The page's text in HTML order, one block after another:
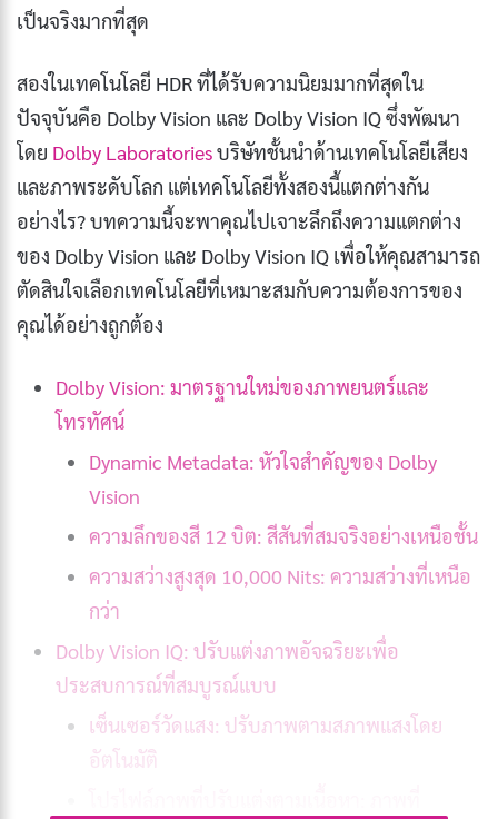
เป็นจริงมากที่สุด
สองในเทคโนโลยี HDR ที่ได้รับความนิยมมากที่สุดใน
ปัจจุบันคือ Dolby Vision และ Dolby Vision IQ ซึ่งพัฒนา
โดย Dolby Laboratoriesบริษัทชั้นนำด้านเทคโนโลยีเสียง
และภาพระดับโลก แต่เทคโนโลยีทั้งสองนี้แตกต่างกัน
อย่างไร? บทความนี้จะพาคุณไปเจาะลึกถึงความแตกต่าง
ของ Dolby Vision และ Dolby Vision IQ เพื่อให้คุณสามารถ
ตัดสินใจเลือกเทคโนโลยีที่เหมาะสมกับความต้องการของ
คุณได้อย่างถูกต้อง
Dolby Vision: มาตรฐานใหม่ของภาพยนตร์และ
โทรทัศน์
Dynamic Metadata: หัวใจสำคัญของ Dolby
Vision
ความลึกของสี 12 บิต: สีสันที่สมจริงอย่างเหนือชั้น
ความสว่างสูงสุด 10,000 Nits: ความสว่างที่เหนือ
กว่า
Dolby Vision IQ: ปรับแต่งภาพอัจฉริยะเพื่อ
ประสบการณ์ที่สมบูรณ์แบบ
เซ็นเซอร์วัดแสง: ปรับภาพตามสภาพแสงโดย
อัตโนมัติ